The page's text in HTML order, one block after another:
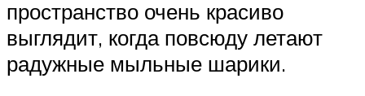
пространство очень красиво
выглядит, когда повсюду летают
радужные мыльные шарики.